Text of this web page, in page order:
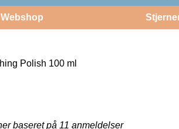
Webshop
Polish 100 ml
baseret på 11 anmeldelser